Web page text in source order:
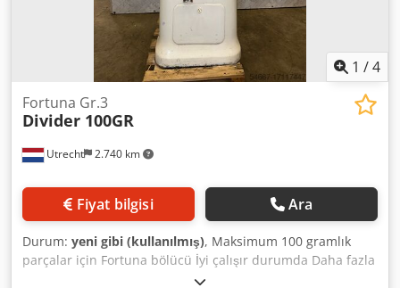
1 /4
Utrecht 2.740 km
Fortuna Gr.3
Divider 100GR
Fiyat bilgisi Ara
Durum: yeni gibi (kullanılmış), Maksimum 100 gramlık
parçalar için Fortuna bölücü İyi çalışır durumda Daha fazla
bilgi için lütfen bir istek gönderin Credpfx Aeumpkiolysf